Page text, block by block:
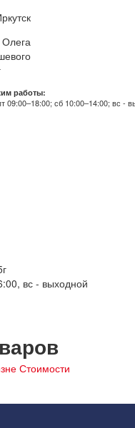
Олега
работы:
09:00–18:00; сб 10:00–14:00; вс -
вс - выходной
Стоимости